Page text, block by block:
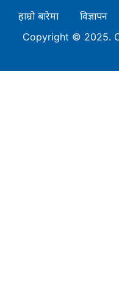
हाम्रो बारेमा विज्ञापन
Copyright © 2025.